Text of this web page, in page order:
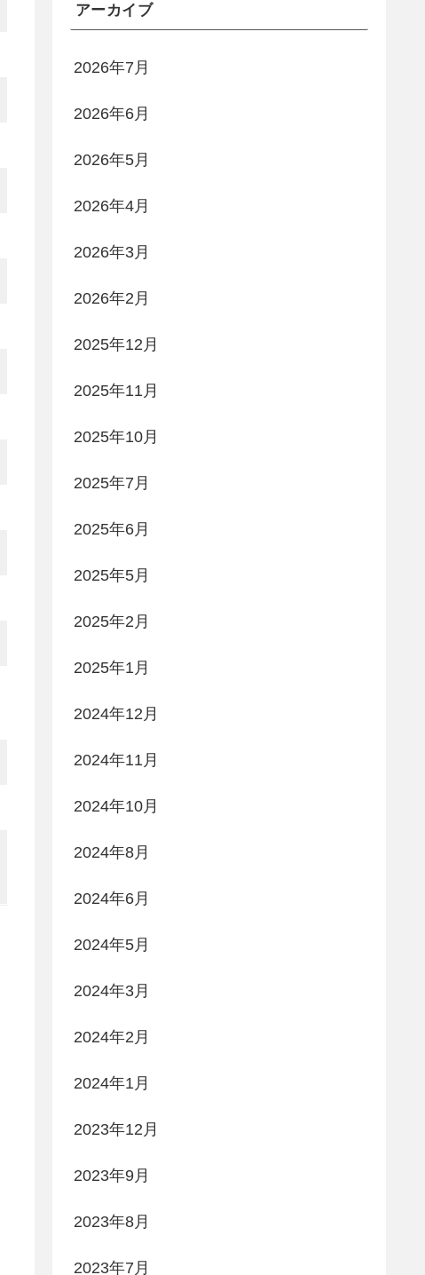
アーカイブ
2026年7月
2026年6月
2026年5月
2026年4月
2026年3月
2026年2月
2025年12月
2025年11月
2025年10月
2025年7月
2025年6月
2025年5月
2025年2月
2025年1月
2024年12月
2024年11月
2024年10月
2024年8月
2024年6月
2024年5月
2024年3月
2024年2月
2024年1月
2023年12月
2023年9月
2023年8月
2023年7月